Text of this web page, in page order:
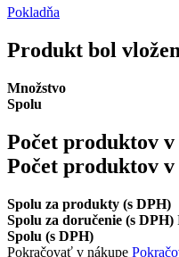
Pokladňa
Produkt bol
Množstvo
Spolu
Počet produktov
Počet produktov
Spolu za produkty (s DPH)
Spolu za doručenie (s DPH)
Spolu (s DPH)
Pokračovať v nákupe